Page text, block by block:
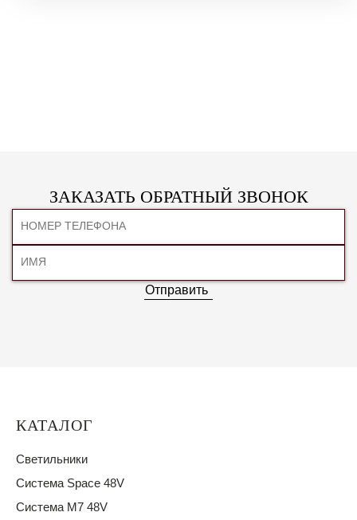
ЗАКАЗАТЬ ОБРАТНЫЙ ЗВОНОК
Отправить
КАТАЛОГ
Светильники
Система Space 48V
Система M7 48V